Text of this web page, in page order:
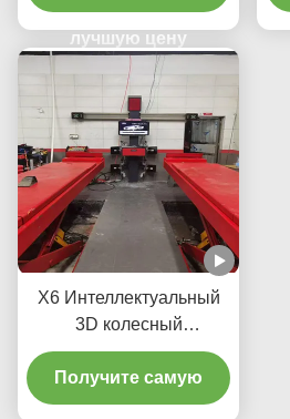
выровнительная
машина Автомобиль
колеса выровнительная
ремонтная машина
лучшую цену
X6 Интеллектуальный
3D колесный
выравниватель
двойных экранов,
отслеживание в
Получите самую